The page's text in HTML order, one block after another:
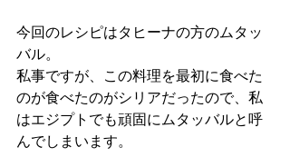
今回のレシピはタヒーナの方のムタッ
バル。
私事ですが、この料理を最初に食べた
のが食べたのがシリアだったので、私
はエジプトでも頑固にムタッバルと呼
んでしまいます。